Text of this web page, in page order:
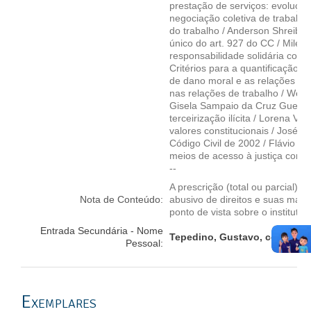
prestação de serviços:
negociação coletiva de
do trabalho / Anderson
único do art. 927 do CC /
responsabilidade solidária
Critérios para a quantificação
de dano moral e as relações
nas relações de trabalho /
Gisela Sampaio da Cruz
terceirização ilícita / Lorena
valores constitucionais / José
Código Civil de 2002 / Flávio
meios de acesso à justiça com
--
Nota de Conteúdo:
A prescrição (total ou parcial)
abusivo de direitos e suas
ponto de vista sobre o instituto
Entrada Secundária - Nome
Pessoal:
Tepedino, Gustavo, coord.
Exemplares